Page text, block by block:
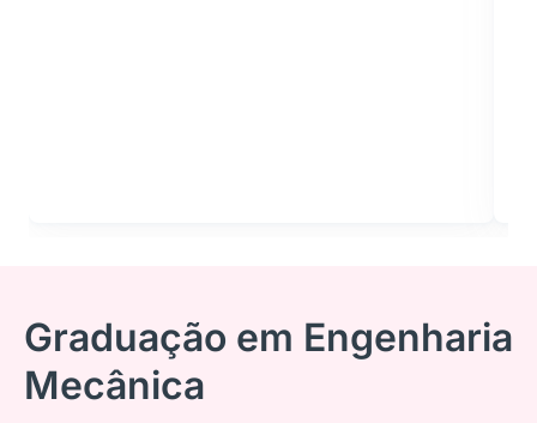
Graduação em Engenharia
Mecânica